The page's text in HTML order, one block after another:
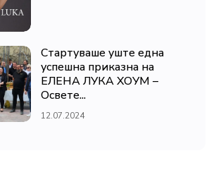
Стартуваше уште една
успешна приказна на
ЕЛЕНА ЛУКА ХОУМ –
Освете...
12.07.2024